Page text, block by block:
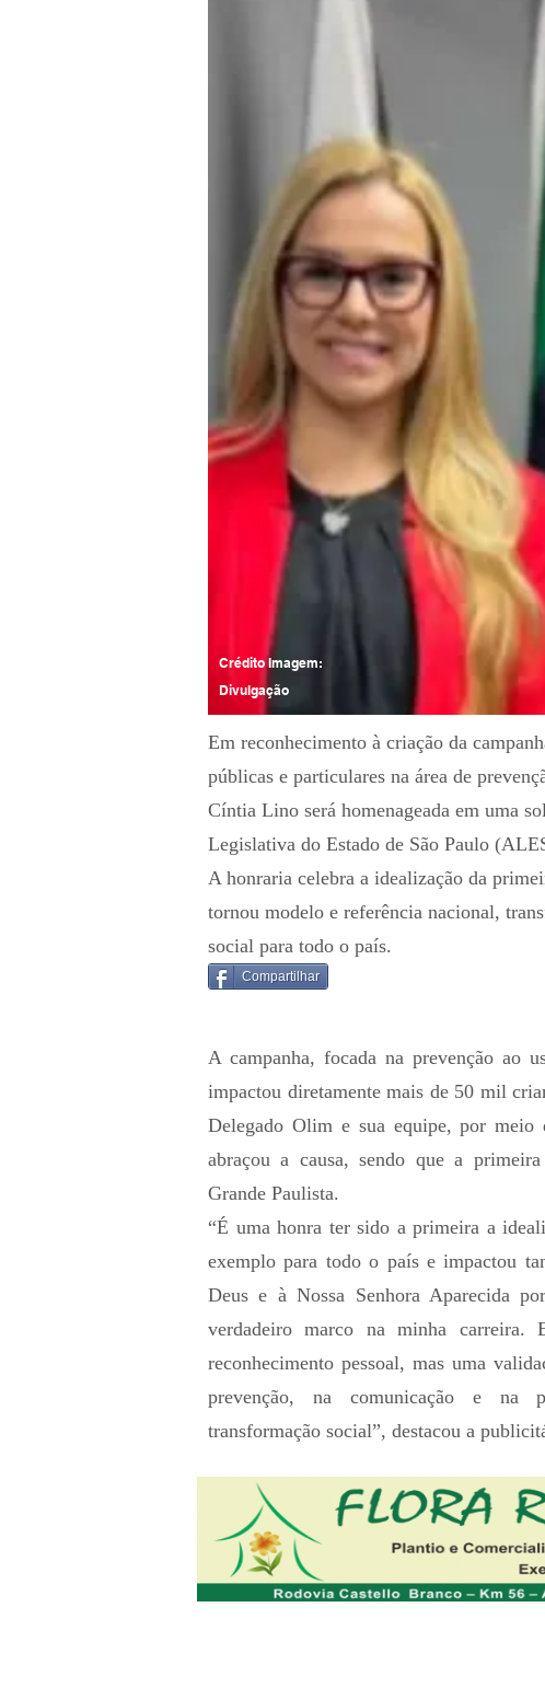
Divulgação
Crédito Imagem:
Em reconhecimento à criação da
públicas e particulares na área de
Cíntia Lino será homenageada em uma
Legislativa do Estado de São Paulo
A honraria celebra a idealização da
tornou modelo e referência nacional,
social para todo o país.
Compartilhar
A campanha, focada na prevenção ao
impactou diretamente mais de 50 mil
Delegado Olim e sua equipe, por meio
abraçou a causa, sendo que a
Grande Paulista.
“É uma honra ter sido a primeira a
exemplo para todo o país e impactou
Deus e à Nossa Senhora Aparecida
verdadeiro marco na minha carreira.
reconhecimento pessoal, mas uma
prevenção, na comunicação e na
transformação social”, destacou a